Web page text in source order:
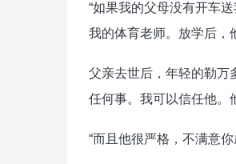
“如果我的父母没有开车
我的体育老师。放学后，
父亲去世后，年轻的勒万
任何事。我可以信任他。
“而且他很严格，不满意